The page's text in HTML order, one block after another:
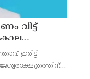
വിട്ട്
കാല
ഇരിട്ടി